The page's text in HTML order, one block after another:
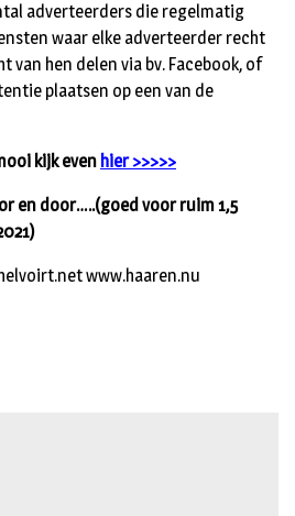
adverteerders die regelmatig
waar elke adverteerder recht
van hen delen via bv. Facebook, of
plaatsen op een van de
kijk even hier >>>>>
en door…..(goed voor ruim 1,5
www.haaren.nu